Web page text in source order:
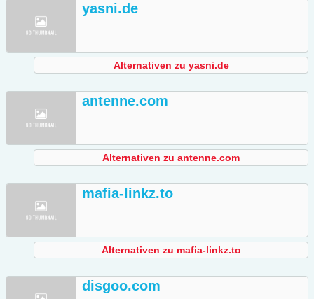
yasni.de
Alternativen zu yasni.de
antenne.com
Alternativen zu antenne.com
mafia-linkz.to
Alternativen zu mafia-linkz.to
disgoo.com